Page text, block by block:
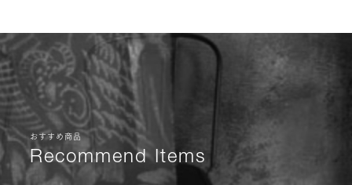
おすすめ商品
Recommend Items